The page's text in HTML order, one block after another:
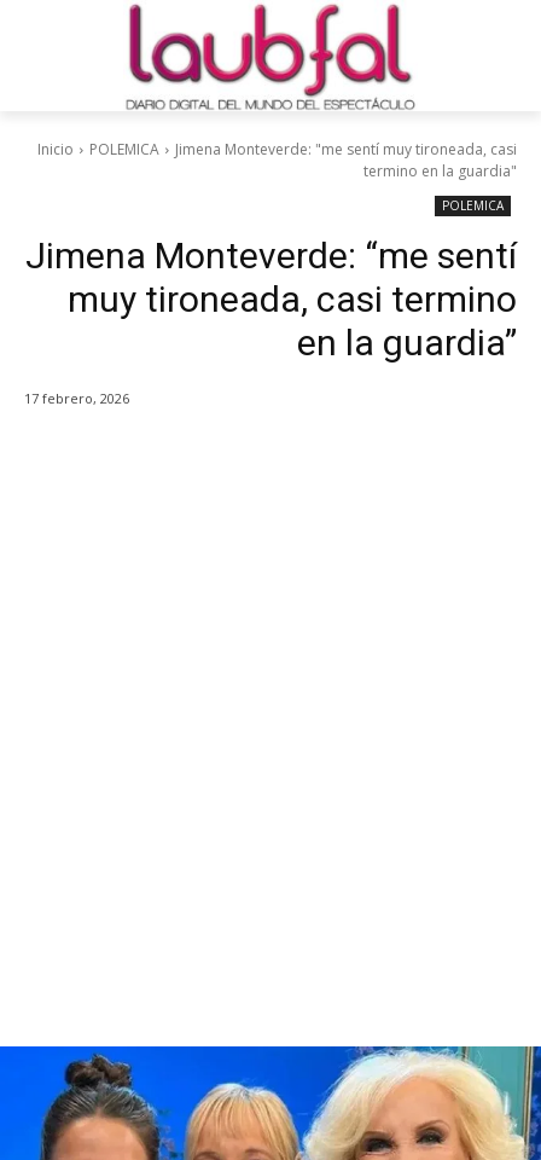
Inicio POLEMICA
Jimena Monteverde: "me sentí muy tironeada, casi
termino en la guardia"
POLEMICA
Jimena Monteverde: “me sentí
muy tironeada, casi termino
en la guardia”
17 febrero, 2026